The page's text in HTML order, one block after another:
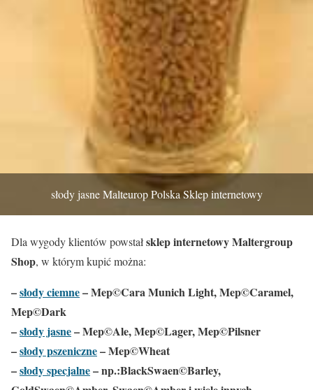
słody jasne Malteurop Polska Sklep internetowy
Dla wygody klientów powstałsklep internetowy Maltergroup
Shop, w którym kupić można:
–słody ciemne– Mep©Cara Munich Light, Mep©Caramel,
Mep©Dark
–słody jasne– Mep©Ale, Mep©Lager, Mep©Pilsner
–słody pszeniczne– Mep©Wheat
–słody specjalne– np.:BlackSwaen©Barley,